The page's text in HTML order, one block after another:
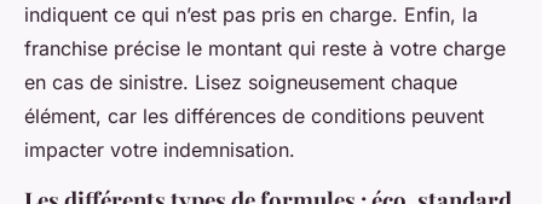
indiquent ce qui n’est pas pris en charge. Enfin, la
franchise précise le montant qui reste à votre charge
en cas de sinistre. Lisez soigneusement chaque
élément, car les différences de conditions peuvent
impacter votre indemnisation.